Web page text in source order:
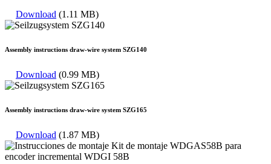
Download (1.11 MB)
Assembly instructions draw-wire system SZG140
Download (0.99 MB)
Assembly instructions draw-wire system SZG165
Download (1.87 MB)